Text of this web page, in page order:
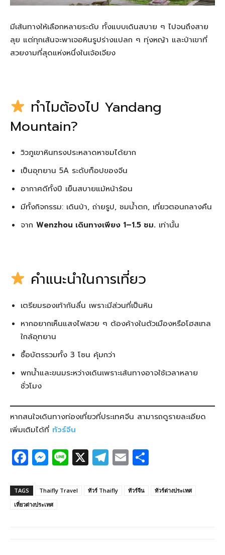
มีเส้นทางให้เลือกหลายระดับ ทั้งแบบเดินสบาย ๆ ไปจนถึงสาย
ลุย แต่ทุกเส้นจะพาเจอหินรูปร่างแปลก ๆ ทุ่งหญ้า และป่าเขาที่
สวยงามที่สุดแห่งหนึ่งในเจ้อเจียง
ทำไมต้องไป Yandang
Mountain?
วิวภูเขาหินทรงประหลาดหาชมได้ยาก
เป็นอุทยาน 5A ระดับท็อปของจีน
อากาศดีทั้งปี เย็นสบายแม้หน้าร้อน
มีทั้งกิจกรรม: เดินป่า, ถ่ายรูป, ชมน้ำตก, เที่ยวตอนกลางคืน
จาก Wenzhou เดินทางเพียง 1–1.5 ชม. เท่านั้น
คำแนะนำในการเที่ยว
เตรียมรองเท้ากันลื่น เพราะมีส่วนที่เป็นหิน
หากอยากเห็นแสงไฟสวย ๆ ต้องค้างในตัวเมืองหรือโฮสเทล
ใกล้อุทยาน
ซื้อบัตรรวมทั้ง 3 โซน คุ้มกว่า
พกน้ำและขนมระหว่างเดินเพราะเส้นทางอาจใช้เวลาหลาย
ชั่วโมง
หากสนใจเดินทางท่องเที่ยวที่ประเทศจีน สามารถดูรายละเอียด
เพิ่มเติมได้ที่ ทัวร์จีน
F
a
c
e
M
e
ss
e
Li
n
e
X T
el
e
E
m
ail ar
TAGS Thaifly Travel ทัวร์ Thaifly ทัวร์จีน
ทัวร์ต่างประเทศ
เที่ยวต่างประเทศ